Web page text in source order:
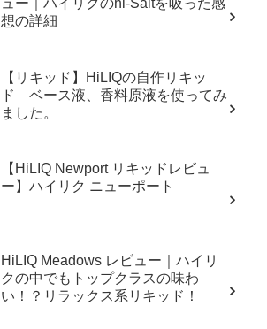
ュー｜ハイリクのhi-Saltを吸った感
想の詳細
【リキッド】HiLIQの自作リキッ
ド ベース液、香料原液を使ってみ
ました。
【HiLIQ Newport リキッドレビュ
ー】ハイリク ニューポート
HiLIQ Meadows レビュー｜ハイリ
クの中でもトップクラスの味わ
い！？リラックス系リキッド！